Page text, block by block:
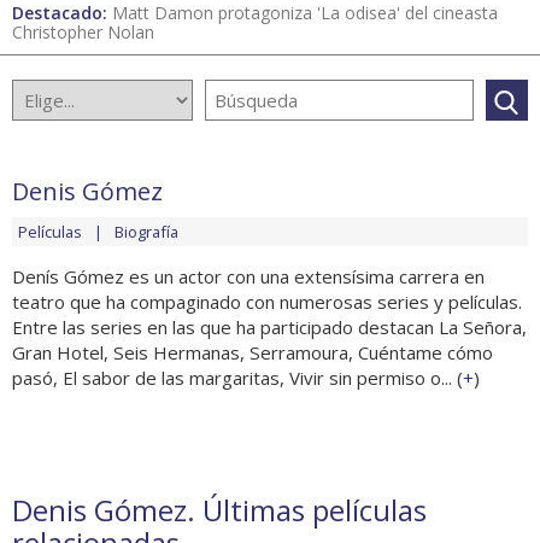
Destacado: Matt Damon protagoniza 'La odisea' del cineasta
Christopher Nolan
Denis Gómez
Películas Biografía
Denís Gómez es un actor con una extensísima carrera en
teatro que ha compaginado con numerosas series y películas.
Entre las series en las que ha participado destacan La Señora,
Gran Hotel, Seis Hermanas, Serramoura, Cuéntame cómo
pasó, El sabor de las margaritas, Vivir sin permiso o... (+)
Denis Gómez. Últimas películas